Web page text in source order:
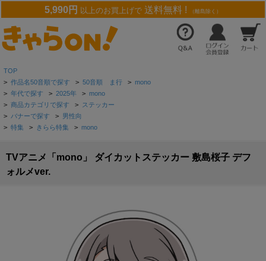
5,990円 以上のお買上げで 送料無料 ! （離島除く）
TOP
> 作品名50音順で探す > 50音順 ま行 > mono
> 年代で探す > 2025年 > mono
> 商品カテゴリで探す > ステッカー
> バナーで探す > 男性向
> 特集 > きらら特集 > mono
TVアニメ「mono」 ダイカットステッカー 敷島桜子 デフ
ォルメver.